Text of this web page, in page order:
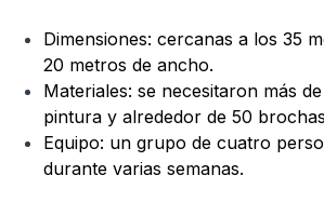
Dimensiones: cercanas a los 35
20 metros de ancho.
Materiales: se necesitaron más
pintura y alrededor de 50
Equipo: un grupo de cuatro
durante varias semanas.